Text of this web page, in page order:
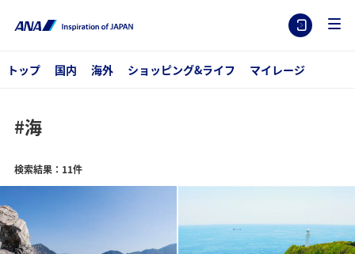
トップ 国内 海外 ショッピング&ライフ マイレージ
#海
検索結果：11件